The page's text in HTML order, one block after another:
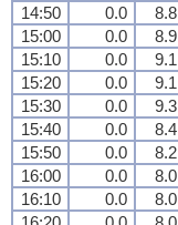
14:50 0.0 8.8
15:00
0.0 8.9
15:10
0.0 9.1
15:20
0.0 9.1
15:30
0.0 9.3
15:40
0.0 8.4
15:50
0.0 8.2
16:00
0.0 8.0
16:10
0.0 8.0